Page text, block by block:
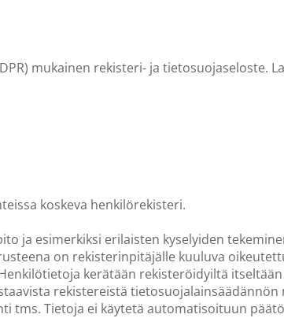
mukainen rekisteri- ja tietosuojaseloste.
koskeva henkilörekisteri.
ja esimerkiksi erilaisten kyselyiden
on rekisterinpitäjälle kuuluva
kerätään rekisteröidyiltä
rekistereistä
tms. Tietoja ei käytetä automatisoituun